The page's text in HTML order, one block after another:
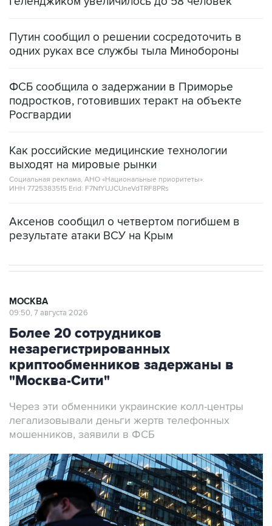
Путин сообщил о решении сосредоточить в
одних руках все службы тыла Минобороны
ФСБ сообщила о задержании в Приморье
подростков, готовивших теракт на объекте
Росгвардии
Как российские медицинские технологии
выходят на мировые рынки
Социальная реклама, АНО «Национальные приоритеты».
ИНН 7725383515 Erid: F7NfYUJCUneVdTRF8PRs
Аксенов сообщил о четвертом погибшем в
результате атаки ВСУ на Крым
МОСКВА
09:50, 7 августа 2026
Более 20 сотрудников
незарегистрированных
криптообменников задержаны в
"Москва-Сити"
Через эти обменники украинские колл-центры
легализовывали деньги жертв телефонных
мошенников, заявили в ФСБ